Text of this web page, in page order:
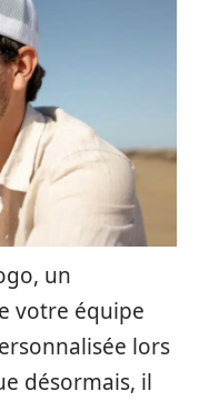
un
votre équipe
lors
désormais, il